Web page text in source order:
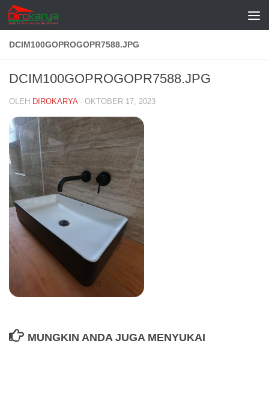
Skip to content
DCIM100GOPROGOPR7588.JPG
DCIM100GOPROGOPR7588.JPG
OLEH DIROKARYA · OKTOBER 17, 2023
MUNGKIN ANDA JUGA MENYUKAI